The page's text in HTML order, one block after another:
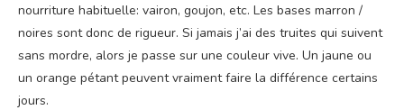
nourriture habituelle: vairon, goujon, etc. Les bases marron /
noires sont donc de rigueur. Si jamais j’ai des truites qui suivent
sans mordre, alors je passe sur une couleur vive. Un jaune ou
un orange pétant peuvent vraiment faire la différence certains
jours.